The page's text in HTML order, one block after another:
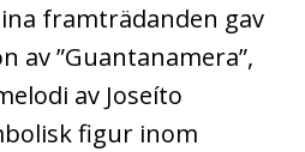
framträdanden gav
av ”Guantanamera”,
av Joseíto
figur inom